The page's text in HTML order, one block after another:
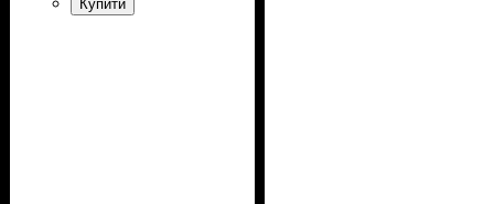
Купити